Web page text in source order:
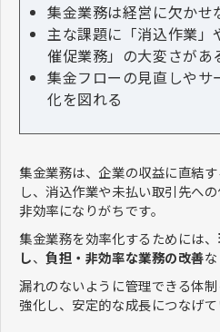
集金業務は経営に欠かせ
主な課題に「消込作業」
催促業務」の大変さがあ
集金フローの見直しやサ
化を図れる
集金業務は、企業の収益に直結
し、消込作業や未払い取引先へ
非効率になりがちです。
集金業務を効率化するためには、
し、負担・非効率な業務の改善
漏れのないように管理できる体
強化し、安定的な成長につなげて